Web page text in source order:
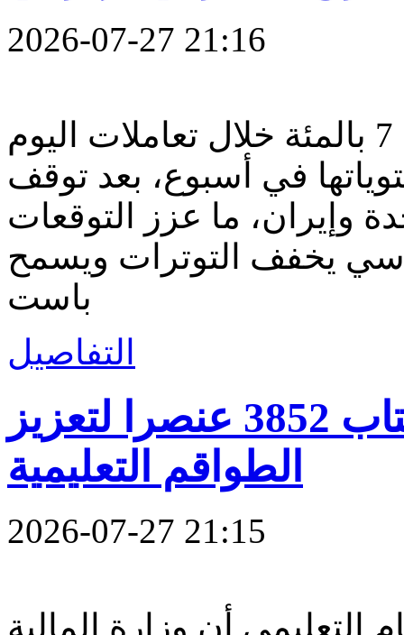
2026-07-27 21:16
تراجعت أسعار النفط بأكثر من 7 بالمئة خلال تعاملات اليوم
في أسبوع، بعد توقف
وإيران، ما عزز التوقعات
يخفف التوترات ويسمح
باست
التفاصيل
وزارة التربية تعلن اكتتاب 3852 عنصرا لتعزيز
الطواقم التعليمية
2026-07-27 21:15
التعليمي أن وزارة المالية